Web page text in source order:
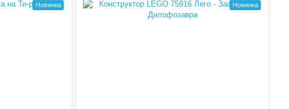
Новинка Новинка